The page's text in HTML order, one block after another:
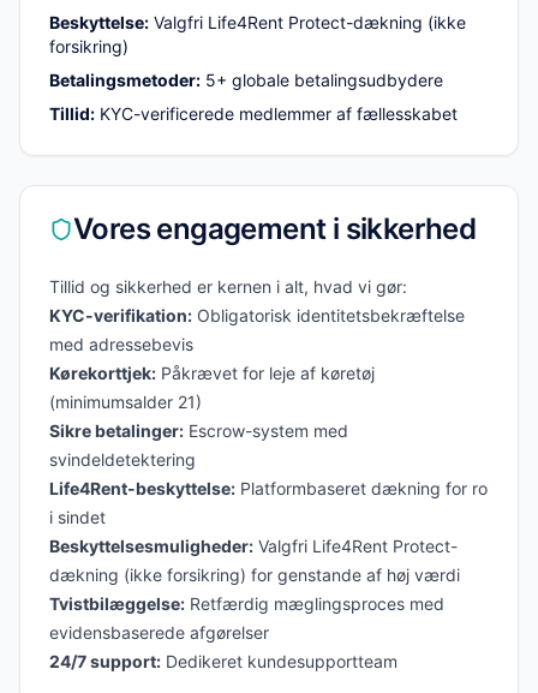
Beskyttelse: Valgfri Life4Rent Protect-dækning (ikke
forsikring)
Betalingsmetoder: 5+ globale betalingsudbydere
Tillid: KYC-verificerede medlemmer af fællesskabet
Vores engagement i sikkerhed
Tillid og sikkerhed er kernen i alt, hvad vi gør:
KYC-verifikation: Obligatorisk identitetsbekræftelse
med adressebevis
Kørekorttjek: Påkrævet for leje af køretøj
(minimumsalder 21)
Sikre betalinger: Escrow-system med
svindeldetektering
Life4Rent-beskyttelse: Platformbaseret dækning for ro
i sindet
Beskyttelsesmuligheder: Valgfri Life4Rent Protect-
dækning (ikke forsikring) for genstande af høj værdi
Tvistbilæggelse: Retfærdig mæglingsproces med
evidensbaserede afgørelser
24/7 support: Dedikeret kundesupportteam